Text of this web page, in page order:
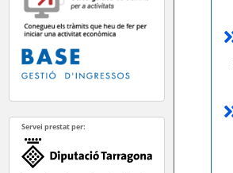
Servei prestat per: